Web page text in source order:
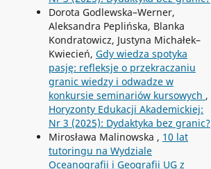
Dorota Godlewska–Werner,
Aleksandra Peplińska, Blanka
Kondratowicz, Justyna Michałek–
Kwiecień, Gdy wiedza spotyka
pasję: refleksje o przekraczaniu
granic wiedzy i odwadze w
konkursie seminariów kursowych ,
Horyzonty Edukacji Akademickiej:
Nr 3 (2025): Dydaktyka bez granic?
Mirosława Malinowska , 10 lat
tutoringu na Wydziale
Oceanografii i Geografii UG z